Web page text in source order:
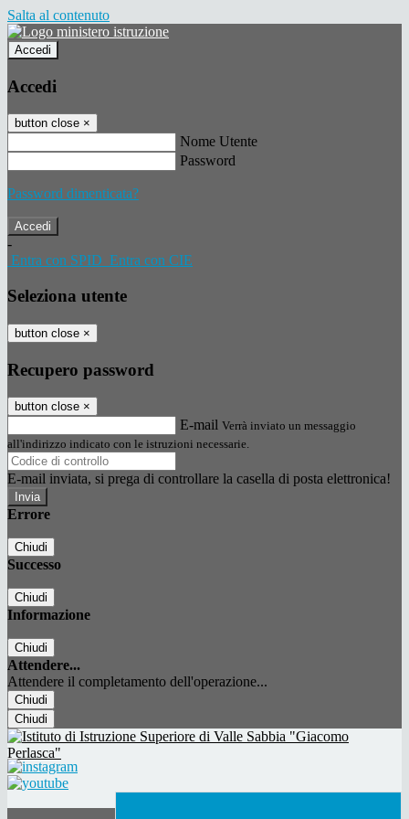
Salta al contenuto
Accedi
Accedi
button close ×
Nome Utente
Password
Password dimenticata?
-
Entra con SPID Entra con CIE
Seleziona utente
button close ×
Recupero password
button close ×
E-mail Verrà inviato un messaggio
all'indirizzo indicato con le istruzioni necessarie.
E-mail inviata, si prega di controllare la casella di posta elettronica!
Errore
Chiudi
Successo
Chiudi
Informazione
Chiudi
Attendere...
Attendere il completamento dell'operazione...
Chiudi
Chiudi